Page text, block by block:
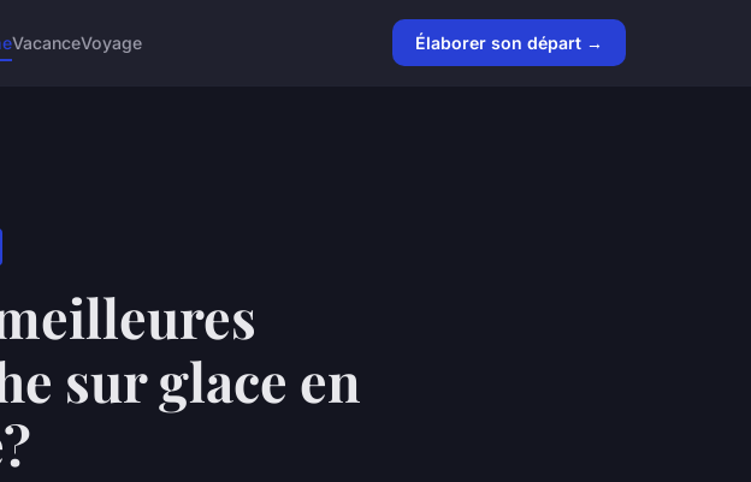
VacanceVoyage Élaborer son départ →
sur glace en